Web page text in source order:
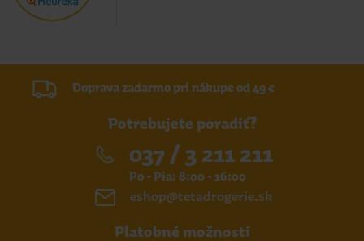
Doprava zadarmo pri nákupe od 49 €
Potrebujete poradiť?
037 / 3 211 211
Po - Pia: 8:00 - 16:00
eshop@tetadrogerie.sk
Platobné možnosti